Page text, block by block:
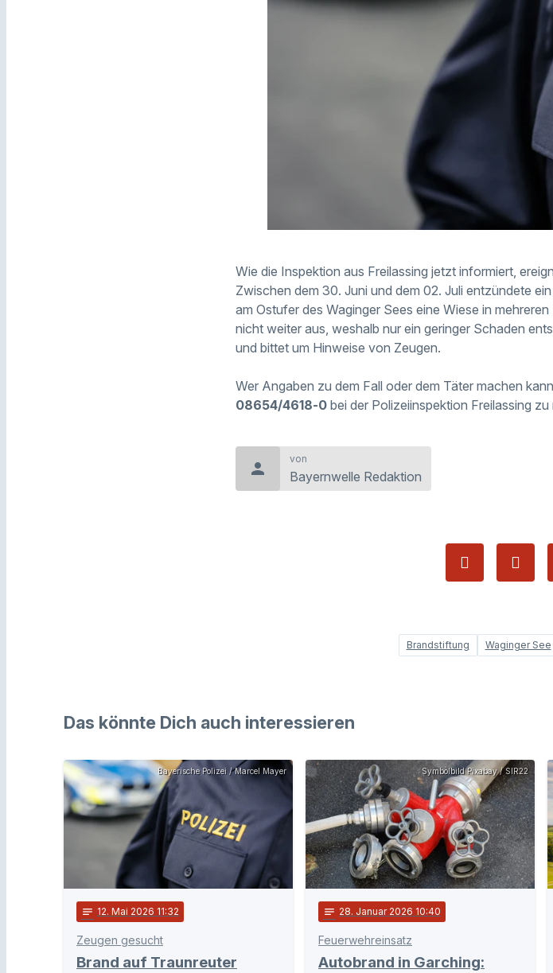
Wie die Inspektion aus Freilassing jetzt informiert,
Zwischen dem 30. Juni und dem 02. Juli entzündete
am Ostufer des Waginger Sees eine Wiese in
nicht weiter aus, weshalb nur ein geringer Schaden
und bittet um Hinweise von Zeugen.
Wer Angaben zu dem Fall oder dem Täter machen
08654/4618‑0 bei der Polizeiinspektion Freilassing zu
person
von
Bayernwelle Redaktion
Brandstiftung Waginger See
Das könnte Dich auch interessieren
Bayerische Polizei / Marcel Mayer
notes 12. Mai 2026 11:32
Zeugen gesucht
Brand auf Traunreuter
Symbolbild Pixabay / SIR22
notes 28. Januar 2026 10:40
Feuerwehreinsatz
Autobrand in Garching: